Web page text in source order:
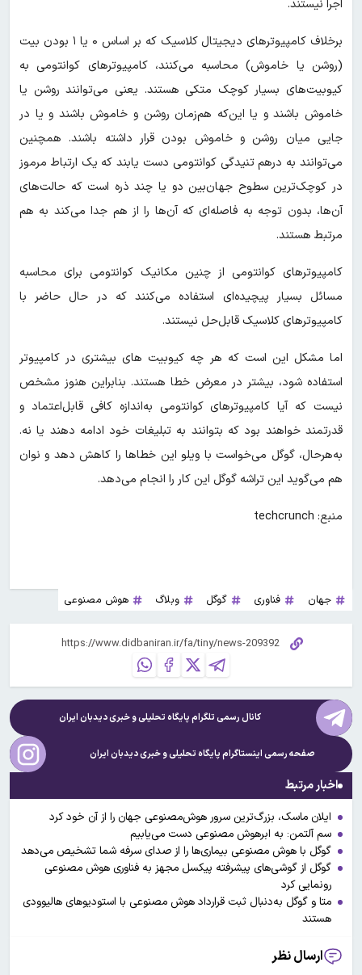
اجرا نیستند.
برخلاف کامپیوترهای دیجیتال کلاسیک که بر اساس ۰ یا ۱ بودن بیت
(روشن یا خاموش) محاسبه می‌کنند، کامپیوترهای کوانتومی به
کیوبیت‌های بسیار کوچک متکی هستند. یعنی می‌توانند روشن یا
خاموش باشند و یا این‌که هم‌زمان روشن و خاموش باشند و یا در
جایی میان روشن و خاموش بودن قرار داشته باشند. همچنین
می‌توانند به درهم تنیدگی کوانتومی دست یابند که یک ارتباط مرموز
در کوچک‌ترین سطوح جهان‌بین دو یا چند ذره است که حالت‌های
آن‌ها، بدون توجه به فاصله‌ای که آن‌ها را از هم جدا می‌کند به هم
مرتبط هستند.
کامپیوترهای کوانتومی از چنین مکانیک کوانتومی برای محاسبه
مسائل بسیار پیچیده‌ای استفاده می‌کنند که در حال حاضر با
کامپیوترهای کلاسیک قابل‌حل نیستند.
اما مشکل این است که هر چه کیوبیت های بیشتری در کامپیوتر
استفاده شود، بیشتر در معرض خطا هستند. بنابراین هنوز مشخص
نیست که آیا کامپیوترهای کوانتومی به‌اندازه کافی قابل‌اعتماد و
قدرتمند خواهند بود که بتوانند به تبلیغات خود ادامه دهند یا نه.
به‌هرحال، گوگل می‌خواست با ویلو این خطاها را کاهش دهد و نوان
هم می‌گوید این تراشه گوگل این کار را انجام می‌دهد.
منبع: techcrunch
جهان فناوری گوگل وبلاگ هوش مصنوعی
کانال رسمی تلگرام پایگاه تحلیلی و خبریدیدبان ایران
صفحه رسمی اینستاگرام پایگاه تحلیلی و خبریدیدبان ایران
اخبار مرتبط
ایلان ماسک، بزرگ‌ترین سرور هوش‌مصنوعی جهان را از آن خود کرد
سم آلتمن: به ابرهوش مصنوعی دست می‌یابیم
گوگل با هوش مصنوعی بیماری‌ها را از صدای سرفه شما تشخیص می‌دهد
گوگل از گوشی‌های پیشرفته پیکسل مجهز به فناوری هوش مصنوعی
رونمایی کرد
متا و گوگل به‌دنبال ثبت قرارداد هوش مصنوعی با استودیوهای هالیوودی
هستند
ارسال نظر